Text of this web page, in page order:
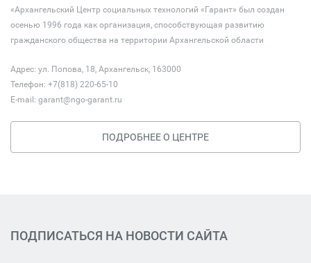
«Архангельский Центр социальных технологий «Гарант» был создан
осенью 1996 года как организация, способствующая развитию
гражданского общества на территории Архангельской области
Адрес: ул. Попова, 18, Архангельск, 163000
Телефон: +7(818) 220-65-10
E-mail: garant@ngo-garant.ru
ПОДРОБНЕЕ О ЦЕНТРЕ
ПОДПИСАТЬСЯ НА НОВОСТИ САЙТА